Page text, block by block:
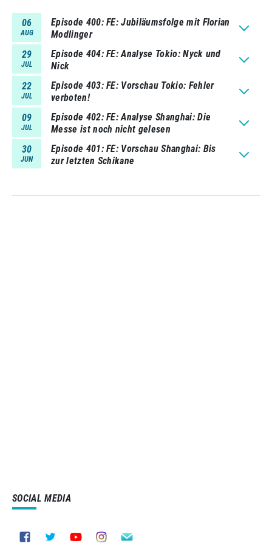
06
AUG
Episode 400 FE: Jubiläumsfolge mit Florian
Modlinger
29
JUL
Episode 404 FE: Analyse Tokio: Nyck und
Nick
22
JUL
Episode 403 FE: Vorschau Tokio: Fehler
verboten!
09
JUL
Episode 402 FE: Analyse Shanghai: Die
Messe ist noch nicht gelesen
30
JUN
Episode 401 FE: Vorschau Shanghai: Bis
zur letzten Schikane
SOCIAL MEDIA